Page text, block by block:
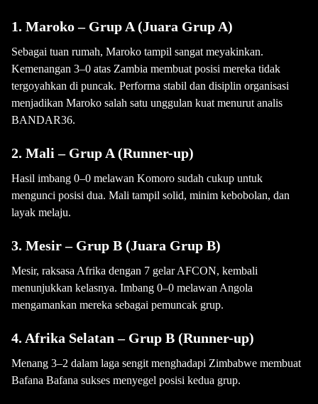
1. Maroko – Grup A (Juara Grup A)
Sebagai tuan rumah, Maroko tampil sangat meyakinkan.
Kemenangan 3–0 atas Zambia membuat posisi mereka tidak
tergoyahkan di puncak. Performa stabil dan disiplin organisasi
menjadikan Maroko salah satu unggulan kuat menurut analis
BANDAR36.
2. Mali – Grup A (Runner-up)
Hasil imbang 0–0 melawan Komoro sudah cukup untuk
mengunci posisi dua. Mali tampil solid, minim kebobolan, dan
layak melaju.
3. Mesir – Grup B (Juara Grup B)
Mesir, raksasa Afrika dengan 7 gelar AFCON, kembali
menunjukkan kelasnya. Imbang 0–0 melawan Angola
mengamankan mereka sebagai pemuncak grup.
4. Afrika Selatan – Grup B (Runner-up)
Menang 3–2 dalam laga sengit menghadapi Zimbabwe membuat
Bafana Bafana sukses menyegel posisi kedua grup.